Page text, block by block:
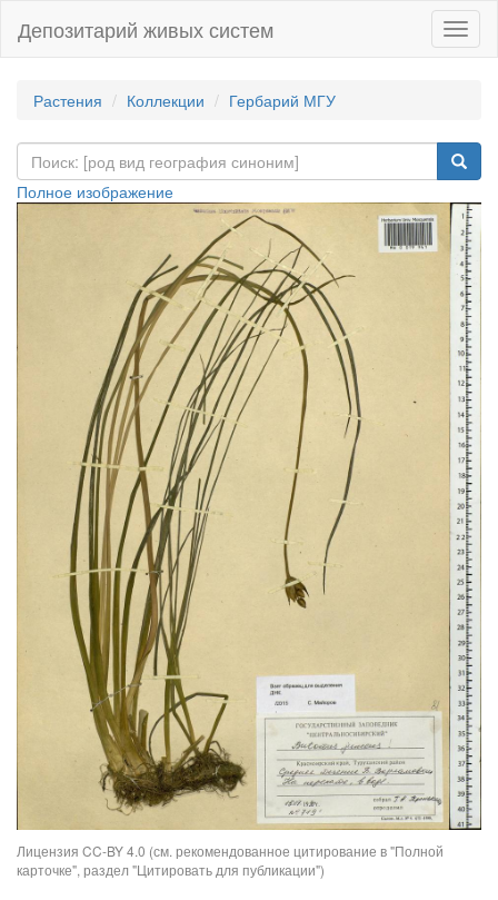
Депозитарий живых систем
Растения Коллекции Гербарий МГУ
Полное изображение
Лицензия CC-BY 4.0 (см. рекомендованное цитирование в "Полной
карточке", раздел "Цитировать для публикации")